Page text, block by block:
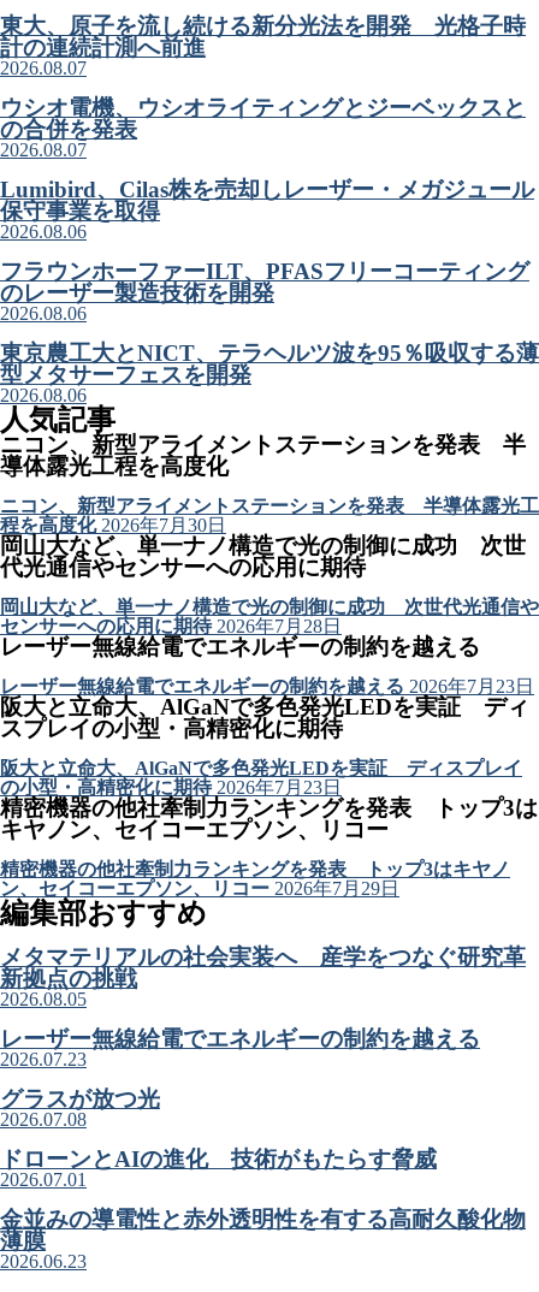
東大、原子を流し続ける新分光法を開発 光格子時
計の連続計測へ前進
2026.08.07
ウシオ電機、ウシオライティングとジーベックスと
の合併を発表
2026.08.07
Lumibird、Cilas株を売却しレーザー・メガジュール
保守事業を取得
2026.08.06
フラウンホーファーILT、PFASフリーコーティング
のレーザー製造技術を開発
2026.08.06
東京農工大とNICT、テラヘルツ波を95％吸収する薄
型メタサーフェスを開発
2026.08.06
人気記事
ニコン、新型アライメントステーションを発表 半
導体露光工程を高度化
ニコン、新型アライメントステーションを発表 半導体露光工
程を高度化 2026年7月30日
岡山大など、単一ナノ構造で光の制御に成功 次世
代光通信やセンサーへの応用に期待
岡山大など、単一ナノ構造で光の制御に成功 次世代光通信や
センサーへの応用に期待 2026年7月28日
レーザー無線給電でエネルギーの制約を越える
レーザー無線給電でエネルギーの制約を越える 2026年7月23日
阪大と立命大、AlGaNで多色発光LEDを実証 ディ
スプレイの小型・高精密化に期待
阪大と立命大、AlGaNで多色発光LEDを実証 ディスプレイ
の小型・高精密化に期待 2026年7月23日
精密機器の他社牽制力ランキングを発表 トップ3は
キヤノン、セイコーエプソン、リコー
精密機器の他社牽制力ランキングを発表 トップ3はキヤノ
ン、セイコーエプソン、リコー 2026年7月29日
編集部おすすめ
メタマテリアルの社会実装へ 産学をつなぐ研究革
新拠点の挑戦
2026.08.05
レーザー無線給電でエネルギーの制約を越える
2026.07.23
グラスが放つ光
2026.07.08
ドローンとAIの進化 技術がもたらす脅威
2026.07.01
金並みの導電性と赤外透明性を有する高耐久酸化物
薄膜
2026.06.23